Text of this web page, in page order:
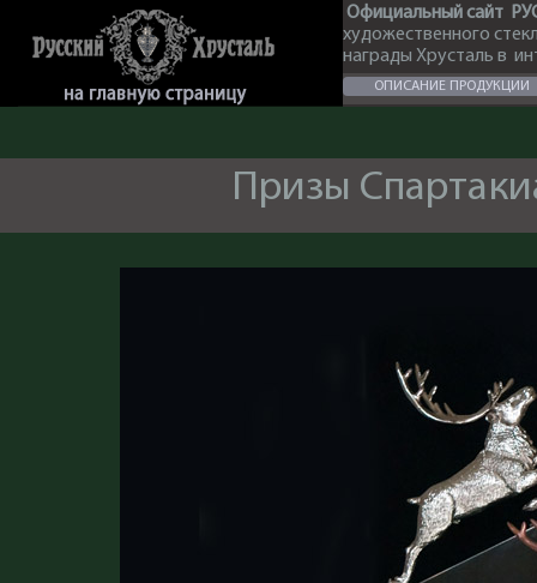
Официальный сайт
художественного
награды Хрусталь в
ОПИСАНИЕ ПРОДУКЦИИ
Призы